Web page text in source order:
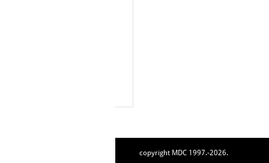
copyright MDC 1997.-2026.